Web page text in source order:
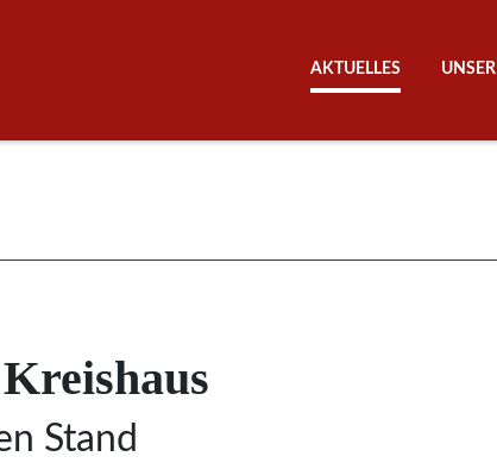
AKTUELLES
Stand